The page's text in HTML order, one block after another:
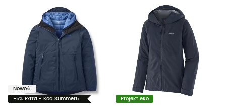
Nowość
-5% Extra - Kod Summer5 Projekt eko